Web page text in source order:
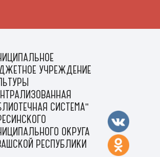
УЧРЕЖДЕНИЕ
СИСТЕМА"
ОКРУГА
РЕСПУБЛИКИ